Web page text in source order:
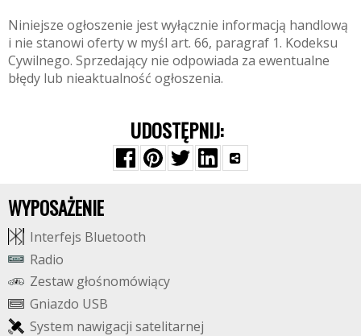
Niniejsze ogłoszenie jest wyłącznie informacją handlową
i nie stanowi oferty w myśl art. 66, paragraf 1. Kodeksu
Cywilnego. Sprzedający nie odpowiada za ewentualne
błędy lub nieaktualność ogłoszenia.
UDOSTĘPNIJ:
WYPOSAŻENIE
Interfejs Bluetooth
Radio
Zestaw głośnomówiący
Gniazdo USB
System nawigacji satelitarnej